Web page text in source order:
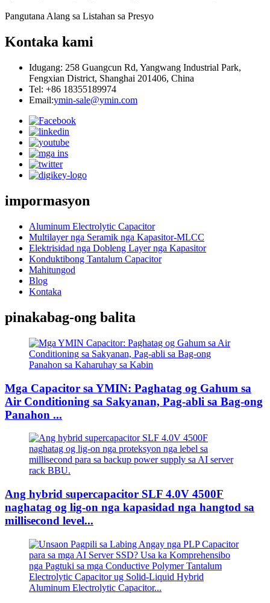
Pangutana Alang sa Listahan sa Presyo
Kontaka kami
Idugang: 258 Guangcun Rd, Yangwang Industrial Park,
Fengxian District, Shanghai 201406, China
Tel: +86 18355189974
Email:ymin-sale@ymin.com
impormasyon
Aluminum Electrolytic Capacitor
Multilayer nga Seramik nga Kapasitor-MLCC
Elektrisidad nga Dobleng Layer nga Kapasitor
Konduktibong Tantalum Capacitor
Mahitungod
Blog
Kontaka
pinakabag-ong balita
Mga Capacitor sa YMIN: Paghatag og Gahum sa
Air Conditioning sa Sakyanan, Pag-abli sa Bag-ong
Panahon ...
Ang hybrid supercapacitor SLF 4.0V 4500F
naghatag og lig-on nga kapasidad nga hangtod sa
millisecond level...